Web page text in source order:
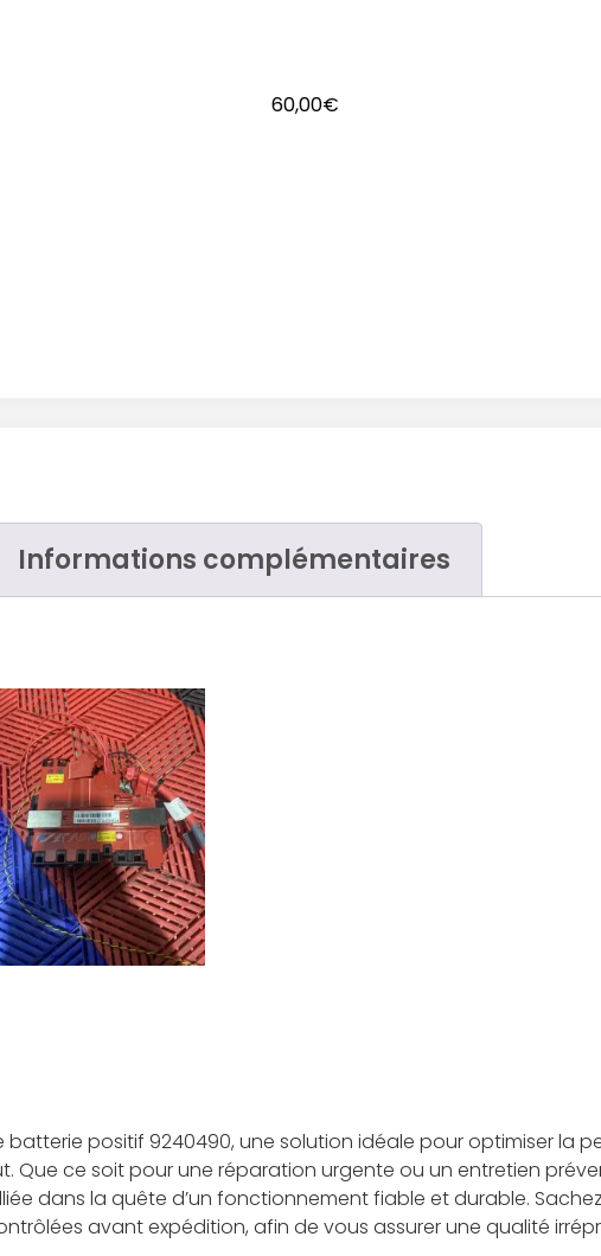
60,00€
Informations complémentaires
batterie positif 9240490, une solution idéale pour optimiser la
Que ce soit pour une réparation urgente ou un entretien
dans la quête d’un fonctionnement fiable et durable.
avant expédition, afin de vous assurer une qualité